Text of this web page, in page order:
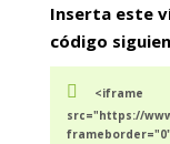
Inserta este
código
<iframe
src="https://